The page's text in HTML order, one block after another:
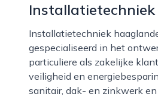
Installatietechniek haaglanden is een veelzijdig installatiebedrijf in de stad 's-gravenhage,
gespecialiseerd in het
particuliere als zakelijke
veiligheid en
sanitair, dak- en zinkwerk